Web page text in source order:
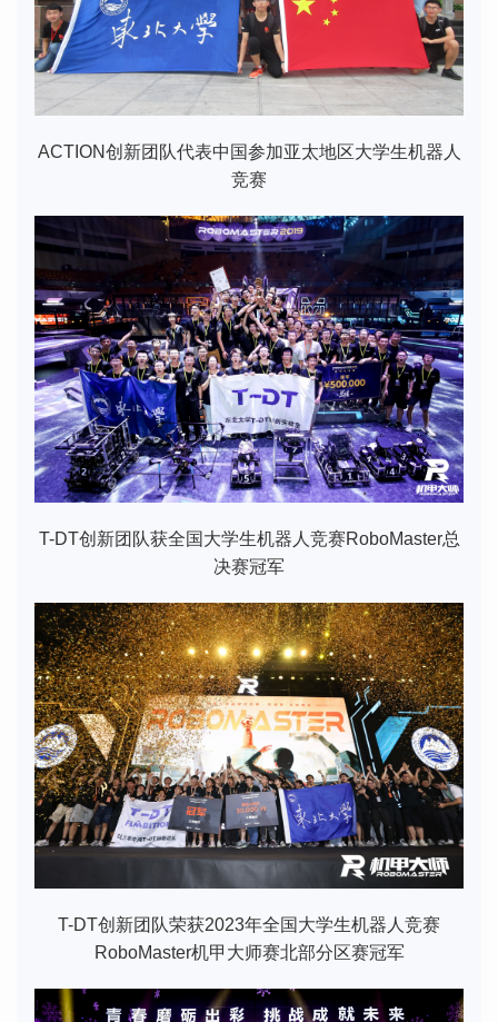
ACTION创新团队代表中国参加亚太地区大学生机器人
竞赛
T-DT创新团队获全国大学生机器人竞赛RoboMaster总
决赛冠军
T-DT创新团队荣获2023年全国大学生机器人竞赛
RoboMaster机甲大师赛北部分区赛冠军